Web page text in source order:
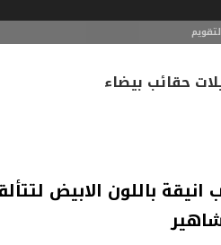
حقائب بيضاء
باللون الابيض